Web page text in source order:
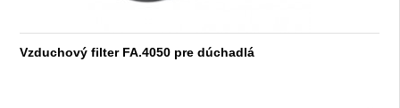
Vzduchový filter FA.4050 pre dúchadlá